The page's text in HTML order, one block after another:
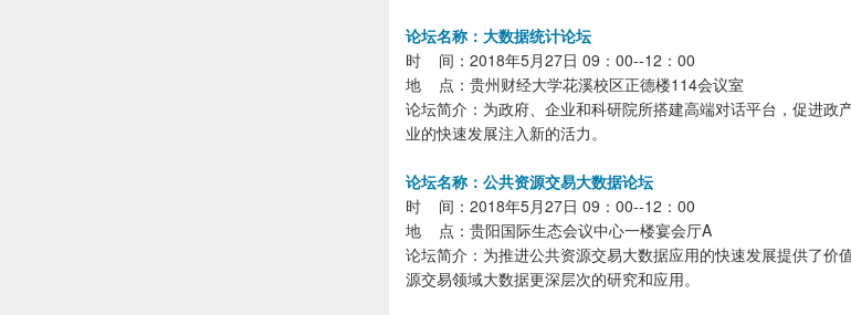
论坛名称：大数据统计论坛
时 间：2018年5月27日 09：00--12：00
地 点：贵州财经大学花溪校区正德楼114会议室
论坛简介：为政府、企业和科研院所搭建高端对话平台，促进政
业的快速发展注入新的活力。
论坛名称：公共资源交易大数据论坛
时 间：2018年5月27日 09：00--12：00
地 点：贵阳国际生态会议中心一楼宴会厅A
论坛简介：为推进公共资源交易大数据应用的快速发展提供了价
源交易领域大数据更深层次的研究和应用。